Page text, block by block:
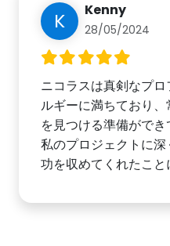
K Kenny
28/05/2024
ニコラスは真剣なプ
ルギーに満ちており
を見つける準備ができ
私のプロジェクトに
功を収めてくれたこと